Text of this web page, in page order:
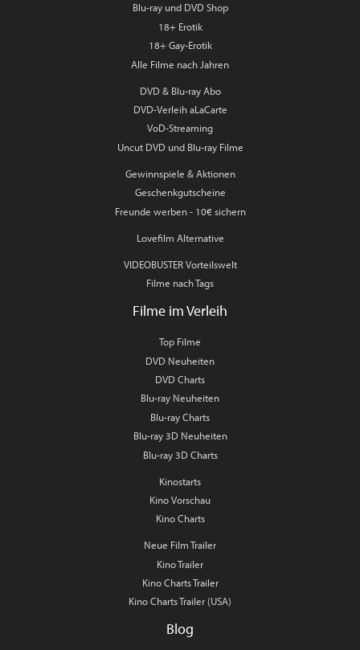
Blu-ray und DVD Shop
18+ Erotik
18+ Gay-Erotik
Alle Filme nach Jahren
DVD & Blu-ray Abo
DVD-Verleih aLaCarte
VoD-Streaming
Uncut DVD und Blu-ray Filme
Gewinnspiele & Aktionen
Geschenkgutscheine
Freunde werben - 10€ sichern
Lovefilm Alternative
VIDEOBUSTER Vorteilswelt
Filme nach Tags
Filme im Verleih
Top Filme
DVD Neuheiten
DVD Charts
Blu-ray Neuheiten
Blu-ray Charts
Blu-ray 3D Neuheiten
Blu-ray 3D Charts
Kinostarts
Kino Vorschau
Kino Charts
Neue Film Trailer
Kino Trailer
Kino Charts Trailer
Kino Charts Trailer (USA)
Blog